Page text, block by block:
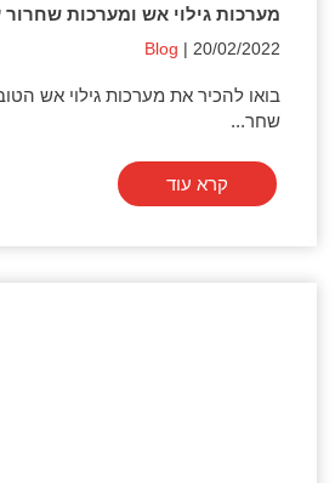
מערכות גילוי אש ומערכות שחרור
Blog | 20/02/2022
בואו להכיר את מערכות גילוי אש
שחר...
קרא עוד